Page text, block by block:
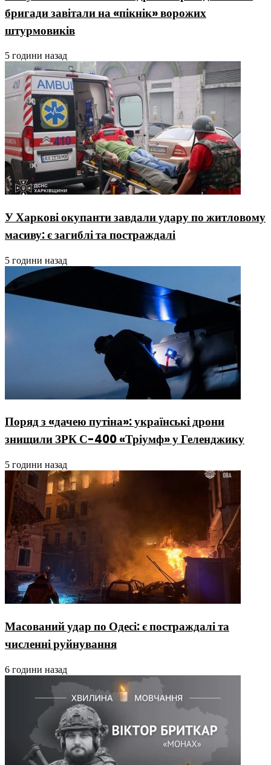
бригади завітали на «пікнік» ворожих
штурмовиків
5 години назад
У Харкові окупанти завдали удару по житловому
масиву: є загиблі та постраждалі
5 години назад
Поряд з «дачею путіна»: українські дрони
знищили ЗРК С-400 «Тріумф» у Геленджику
5 години назад
Масований удар по Одесі: є постраждалі та
численні руйнування
6 години назад